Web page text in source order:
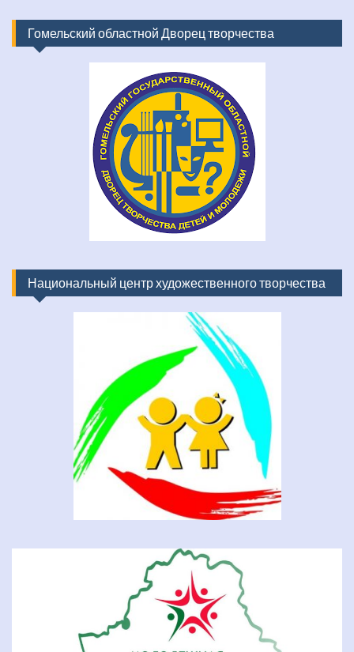
Гомельский областной Дворец творчества
Национальный центр художественного творчества